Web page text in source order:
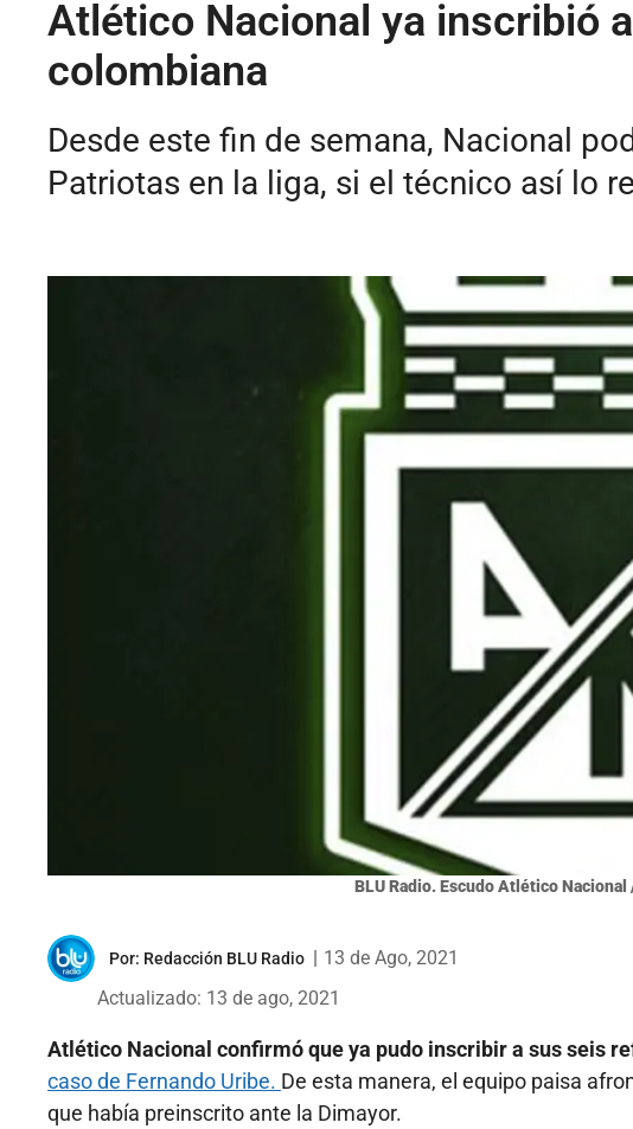
Atlético Nacional ya inscribió
colombiana
Desde este fin de semana, Nacional
Patriotas en la liga, si el técnico así lo
BLU Radio. Escudo Atlético
Por: Redacción BLU Radio
13 de Ago, 2021
Actualizado: 13 de ago, 2021
Atlético Nacional confirmó que ya pudo inscribir a sus seis
caso de Fernando Uribe. De esta manera, el equipo paisa
que había preinscrito ante la Dimayor.